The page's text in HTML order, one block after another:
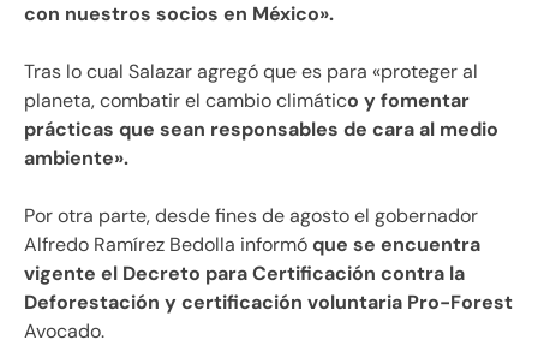
con nuestros socios en México».
Tras lo cual Salazar agregó que es para «proteger al
planeta, combatir el cambio climático y fomentar
prácticas que sean responsables de cara al medio
ambiente».
Por otra parte, desde fines de agosto el gobernador
Alfredo Ramírez Bedolla informóque se encuentra
vigente el Decreto para Certificación contra la
Deforestación y certificación voluntaria Pro-Forest
Avocado.